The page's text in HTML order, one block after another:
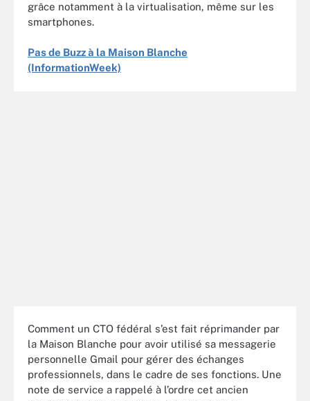
grâce notamment à la virtualisation, même sur les
smartphones.
Pas de Buzz à la Maison Blanche
(InformationWeek)
Comment un CTO fédéral s’est fait réprimander par
la Maison Blanche pour avoir utilisé sa messagerie
personnelle Gmail pour gérer des échanges
professionnels, dans le cadre de ses fonctions. Une
note de service a rappelé à l’ordre cet ancien